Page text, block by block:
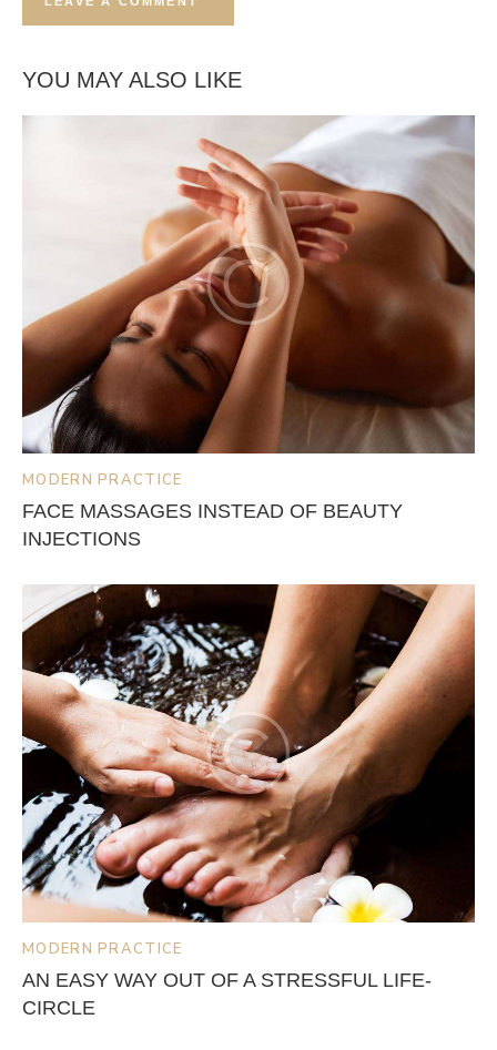
YOU MAY ALSO LIKE
MODERN PRACTICE
FACE MASSAGES INSTEAD OF BEAUTY
INJECTIONS
MODERN PRACTICE
AN EASY WAY OUT OF A STRESSFUL LIFE-
CIRCLE